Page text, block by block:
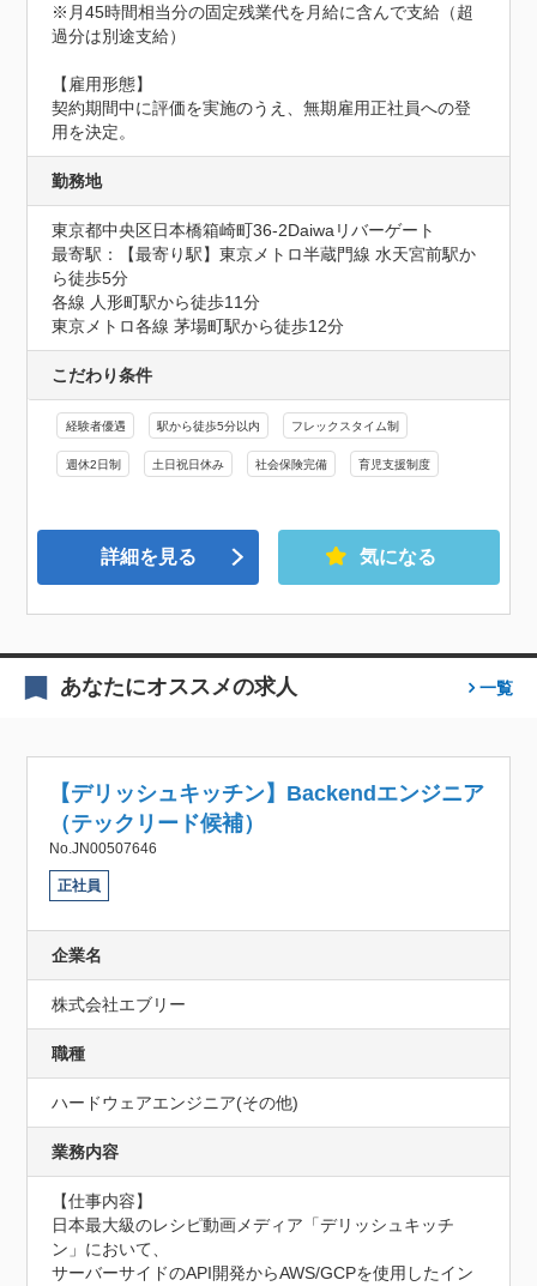
※月45時間相当分の固定残業代を月給に含んで支給（超
過分は別途支給）
【雇用形態】
契約期間中に評価を実施のうえ、無期雇用正社員への登
用を決定。
勤務地
東京都中央区日本橋箱崎町36-2Daiwaリバーゲート
最寄駅：【最寄り駅】東京メトロ半蔵門線 水天宮前駅か
ら徒歩5分
各線 人形町駅から徒歩11分
東京メトロ各線 茅場町駅から徒歩12分
こだわり条件
経験者優遇 駅から徒歩5分以内 フレックスタイム制
週休2日制 土日祝日休み 社会保険完備 育児支援制度
詳細を見る 気になる
あなたにオススメの求人 一覧
【デリッシュキッチン】Backendエンジニア
（テックリード候補）
No.JN00507646
正社員
企業名
株式会社エブリー
職種
ハードウェアエンジニア(その他)
業務内容
【仕事内容】
日本最大級のレシピ動画メディア「デリッシュキッチ
ン」において、
サーバーサイドのAPI開発からAWS/GCPを使用したイン